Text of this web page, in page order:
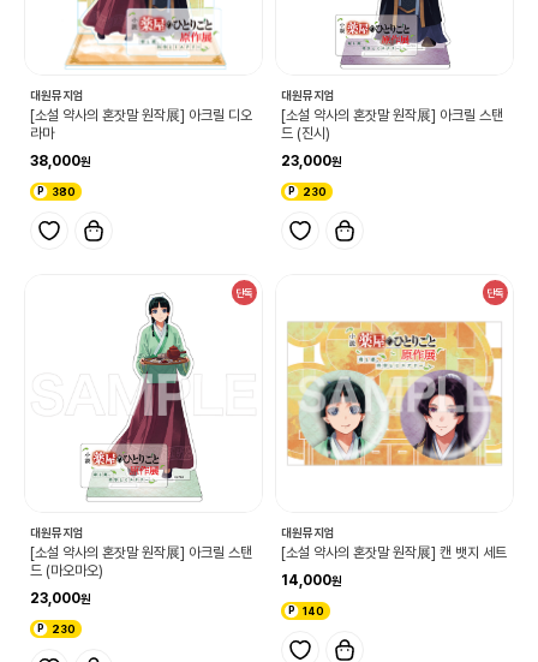
대원뮤지엄
[소설 약사의 혼잣말 원작展] 아크릴 디오
라마
38,000
380
대원뮤지엄
[소설 약사의 혼잣말 원작展] 아크릴 스탠
드 (진시)
23,000
230
단독
대원뮤지엄
[소설 약사의 혼잣말 원작展] 아크릴 스탠
드 (마오마오)
23,000
230
단독
대원뮤지엄
[소설 약사의 혼잣말 원작展] 캔 뱃지 세트
14,000
140